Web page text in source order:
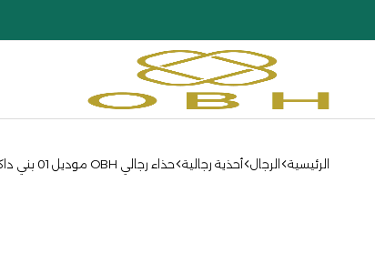
أو
إتشالرئيسية الرجال أحذية رجالية حذاء رجالي OBH موديل 01 بني داكن